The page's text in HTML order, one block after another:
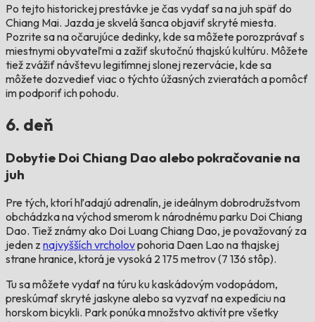
Po tejto historickej prestávke je čas vydať sa na juh späť do
Chiang Mai. Jazda je skvelá šanca objaviť skryté miesta.
Pozrite sa na očarujúce dedinky, kde sa môžete porozprávať s
miestnymi obyvateľmi a zažiť skutočnú thajskú kultúru. Môžete
tiež zvážiť návštevu legitímnej slonej rezervácie, kde sa
môžete dozvedieť viac o týchto úžasných zvieratách a pomôcť
im podporiť ich pohodu.
6. deň
Dobytie Doi Chiang Dao alebo pokračovanie na
juh
Pre tých, ktorí hľadajú adrenalín, je ideálnym dobrodružstvom
obchádzka na východ smerom k národnému parku Doi Chiang
Dao. Tiež známy ako Doi Luang Chiang Dao, je považovaný za
jeden z najvyšších vrcholovpohoria Daen Lao na thajskej
strane hranice, ktorá je vysoká 2 175 metrov (7 136 stôp).
Tu sa môžete vydať na túru ku kaskádovým vodopádom,
preskúmať skryté jaskyne alebo sa vyzvať na expedíciu na
horskom bicykli. Park ponúka množstvo aktivít pre všetky